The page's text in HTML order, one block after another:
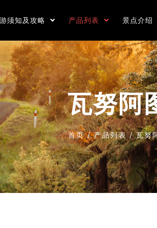
须知及攻略 产品列表 景点介绍
瓦努阿
首页/产品列表/瓦努